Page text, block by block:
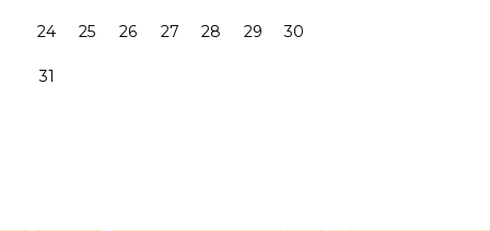
24 25 26 27 28 29 30
31